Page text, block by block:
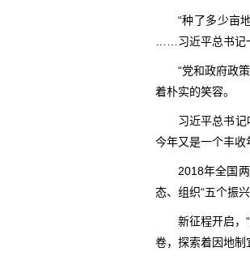
“种了多少亩
……习近平总书记
“党和政府政
着朴实的笑容。
习近平总书
今年又是一个丰收
2018年全国
态、组织“五个振
新征程开启，
卷，探索着因地制